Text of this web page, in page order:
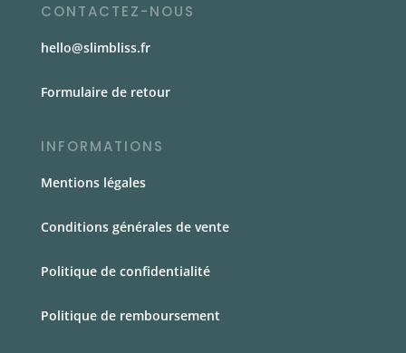
CONTACTEZ-NOUS
hello@slimbliss.fr
Formulaire de retour
INFORMATIONS
Mentions légales
Conditions générales de vente
Politique de confidentialité
Politique de remboursement